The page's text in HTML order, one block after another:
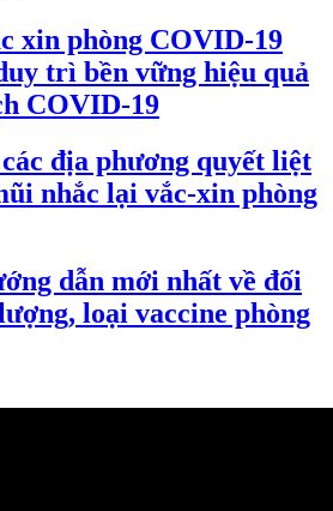
xin phòng COVID-19
trì bền vững hiệu quả
COVID-19
địa phương quyết liệt
nhắc lại vắc-xin phòng
dẫn mới nhất về đối
loại vaccine phòng